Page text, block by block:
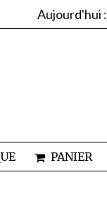
Aujourd'hui :
PANIER